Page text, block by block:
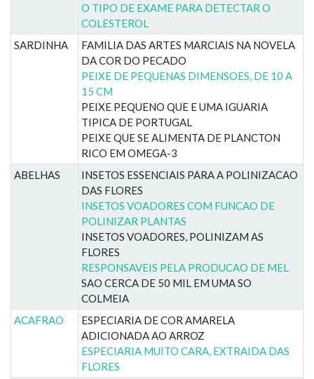
O TIPO DE EXAME PARA DETECTAR O
COLESTEROL
SARDINHA
FAMILIA DAS ARTES MARCIAIS NA NOVELA
DA COR DO PECADO
PEIXE DE PEQUENAS DIMENSOES, DE 10 A
15 CM
PEIXE PEQUENO QUE E UMA IGUARIA
TIPICA DE PORTUGAL
PEIXE QUE SE ALIMENTA DE PLANCTON
RICO EM OMEGA-3
ABELHAS
INSETOS ESSENCIAIS PARA A POLINIZACAO
DAS FLORES
INSETOS VOADORES COM FUNCAO DE
POLINIZAR PLANTAS
INSETOS VOADORES, POLINIZAM AS
FLORES
RESPONSAVEIS PELA PRODUCAO DE MEL
SAO CERCA DE 50 MIL EM UMA SO
COLMEIA
ACAFRAO
ESPECIARIA DE COR AMARELA
ADICIONADA AO ARROZ
ESPECIARIA MUITO CARA, EXTRAIDA DAS
FLORES